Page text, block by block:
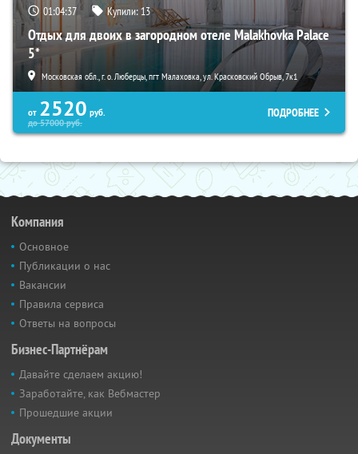
01:04:35 Купили:13
Отдых для двоих в загородном отеле Malakhovka Palace
5*
Московская обл., г. о. Люберцы, пгт Малаховка, ул. Красковский Обрыв, 7к1
от 2520 руб.
до57000руб.
ПОДРОБНЕЕ
Компания
Основное
Публикации о нас
Вакансии
Правила сервиса
Ответы на вопросы
Бизнес-Партнёрам
Давайте сделаем акцию!
Заработайте, как Вебмастер
Прошедшие акции
Документы